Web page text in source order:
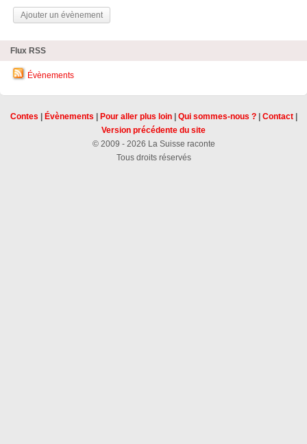
Ajouter un évènement
Flux RSS
Évènements
Contes Évènements Pour aller plus loin| Qui sommes-nous ?| Contact|
Version précédente du site
© 2009 - 2026 La Suisse raconte
Tous droits réservés